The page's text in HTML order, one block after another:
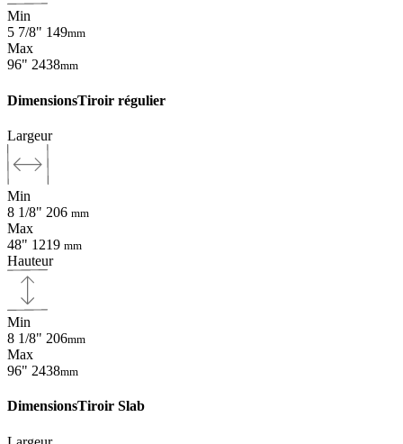
Min
5 7/8" 149mm
Max
96" 2438mm
DimensionsTiroir régulier
Largeur
Min
8 1/8" 206 mm
Max
48" 1219 mm
Hauteur
Min
8 1/8" 206mm
Max
96" 2438mm
DimensionsTiroir Slab